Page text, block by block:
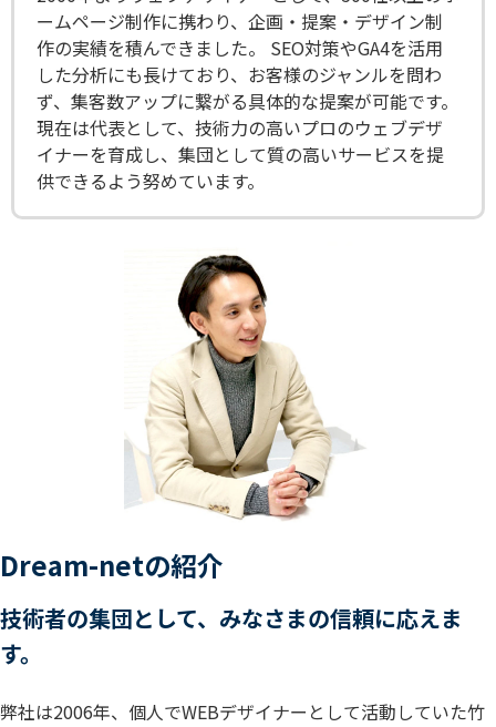
ームページ制作に携わり、企画・提案・デザイン制
作の実績を積んできました。 SEO対策やGA4を活用
した分析にも長けており、お客様のジャンルを問わ
ず、集客数アップに繋がる具体的な提案が可能です。
現在は代表として、技術力の高いプロのウェブデザ
イナーを育成し、集団として質の高いサービスを提
供できるよう努めています。
Dream-netの紹介
技術者の集団として、みなさまの信頼に応えま
す。
弊社は2006年、個人でWEBデザイナーとして活動していた竹